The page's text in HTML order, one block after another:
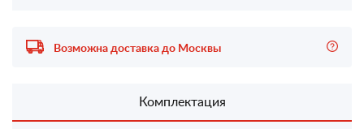
Возможна доставка до Москвы
Комплектация